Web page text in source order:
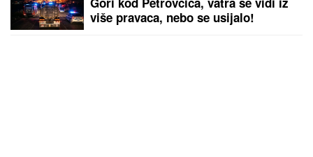
više pravaca, nebo se usijalo!